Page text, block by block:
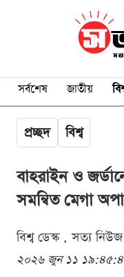
সর্বশেষ জাতীয়
প্রচ্ছদ বিশ্ব
বাহরাইন ও
সমন্বিত মেগা
বিশ্ব ডেস্ক . সত্য নিউজ
২০২৬ জুন ১১